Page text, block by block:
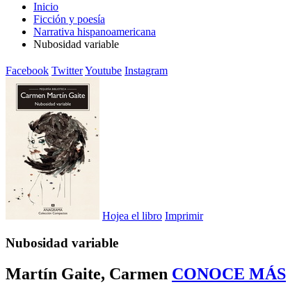
Inicio
Ficción y poesía
Narrativa hispanoamericana
Nubosidad variable
Facebook TwitterYoutube Instagram
Hojea el libro Imprimir
Nubosidad variable
Martín Gaite, Carmen CONOCE MÁS